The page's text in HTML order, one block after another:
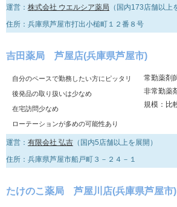
運営： 株式会社 ウエルシア薬局 （国内173店舗以上
住所：兵庫県芦屋市打出小槌町１２番８号
吉田薬局 芦屋店(兵庫県芦屋市)
自分のペースで勤務したい方にピッタリ
後発品の取り扱いは少なめ
在宅訪問少なめ
ローテーションが多めの可能性あり
常勤薬剤
非常勤薬
規模：比
運営： 有限会社 弘吉 （国内5店舗以上を展開）
住所：兵庫県芦屋市船戸町３－２４－１
たけのこ薬局 芦屋川店(兵庫県芦屋市)